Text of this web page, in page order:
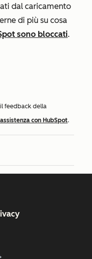
dal caricamento
di più su cosa
sono bloccati.
feedback della
con HubSpot.